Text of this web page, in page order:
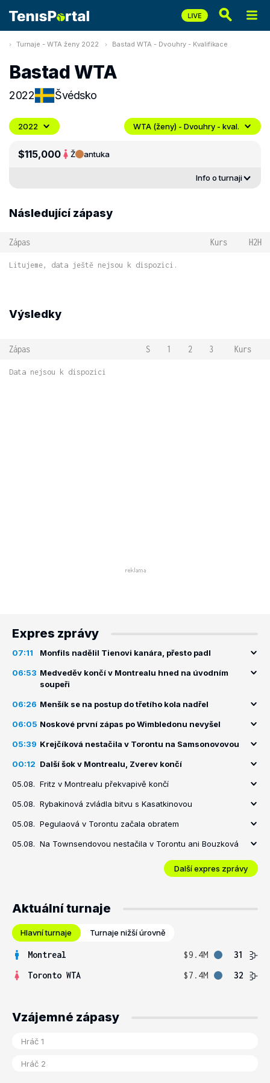
Turnaje - WTA ženy 2022 Bastad WTA - Dvouhry - Kvalifikace
Bastad WTA
2022 Švédsko
2022 WTA (ženy) - Dvouhry - kval.
$115,000 Ž antuka
Info o turnaji
Následující zápasy
Zápas Kurs H2H
Litujeme, data ještě nejsou k dispozici.
Výsledky
Zápas S 1 2 3 Kurs
Data nejsou k dispozici
Expres zprávy
07:11 Monfils nadělil Tienovi kanára, přesto padl
06:53 Medveděv končí v Montrealu hned na úvodním
soupeři
06:26 Menšík se na postup do třetího kola nadřel
06:05 Noskové první zápas po Wimbledonu nevyšel
05:39 Krejčíková nestačila v Torontu na Samsonovovou
00:12 Další šok v Montrealu, Zverev končí
05.08. Fritz v Montrealu překvapivě končí
05.08. Rybakinová zvládla bitvu s Kasatkinovou
05.08. Pegulaová v Torontu začala obratem
05.08. Na Townsendovou nestačila v Torontu ani Bouzková
Další expres zprávy
Aktuální turnaje
Hlavní turnaje Turnaje nižší úrovně
Montreal $9.4M
31
Toronto WTA
$7.4M 32
Vzájemné zápasy